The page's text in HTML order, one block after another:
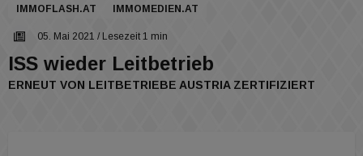
IMMOFLASH.AT IMMOMEDIEN.AT
05. Mai 2021 / Lesezeit 1 min
ISS wieder Leitbetrieb
ERNEUT VON LEITBETRIEBE AUSTRIA ZERTIFIZIERT